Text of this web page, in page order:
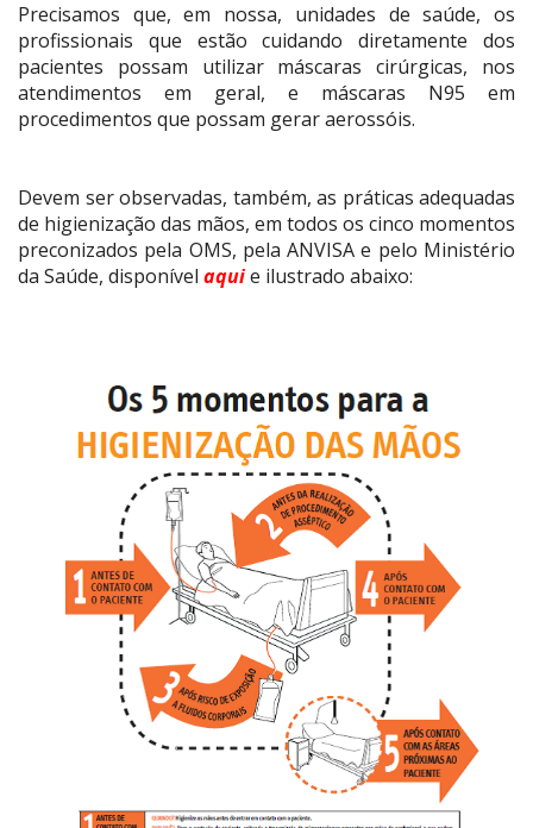
Precisamos que, em nossa, unidades de saúde, os
profissionais que estão cuidando diretamente dos
pacientes possam utilizar máscaras cirúrgicas, nos
atendimentos em geral, e máscaras N95 em
procedimentos que possam gerar aerossóis.
Devem ser observadas, também, as práticas adequadas
de higienização das mãos, em todos os cinco momentos
preconizados pela OMS, pela ANVISA e pelo Ministério
da Saúde, disponível aquie ilustrado abaixo: